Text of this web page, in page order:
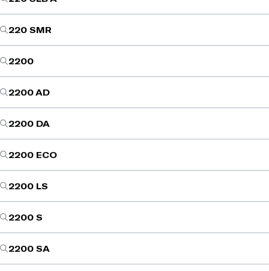
220 SMR
2200
2200 AD
2200 DA
2200 ECO
2200 LS
2200 S
2200 SA